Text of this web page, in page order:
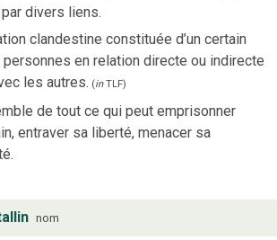
divers liens.
clandestine constituée d’un certain
en relation directe ou indirecte
les autres. (inTLF)
de tout ce qui peut emprisonner
entraver sa liberté, menacer sa
nom